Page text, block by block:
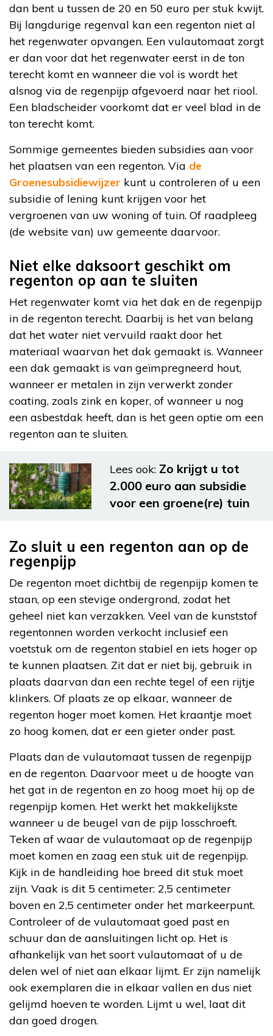
dan bent u tussen de 20 en 50 euro per stuk kwijt.
Bij langdurige regenval kan een regenton niet al
het regenwater opvangen. Een vulautomaat zorgt
er dan voor dat het regenwater eerst in de ton
terecht komt en wanneer die vol is wordt het
alsnog via de regenpijp afgevoerd naar het riool.
Een bladscheider voorkomt dat er veel blad in de
ton terecht komt.
Sommige gemeentes bieden subsidies aan voor
het plaatsen van een regenton. Via de
Groenesubsidiewijzer kunt u controleren of u een
subsidie of lening kunt krijgen voor het
vergroenen van uw woning of tuin. Of raadpleeg
(de website van) uw gemeente daarvoor.
Niet elke daksoort geschikt om
regenton op aan te sluiten
Het regenwater komt via het dak en de regenpijp
in de regenton terecht. Daarbij is het van belang
dat het water niet vervuild raakt door het
materiaal waarvan het dak gemaakt is. Wanneer
een dak gemaakt is van geïmpregneerd hout,
wanneer er metalen in zijn verwerkt zonder
coating, zoals zink en koper, of wanneer u nog
een asbestdak heeft, dan is het geen optie om een
regenton aan te sluiten.
Lees ook: Zo krijgt u tot
2.000 euro aan subsidie
voor een groene(re) tuin
Zo sluit u een regenton aan op de
regenpijp
De regenton moet dichtbij de regenpijp komen te
staan, op een stevige ondergrond, zodat het
geheel niet kan verzakken. Veel van de kunststof
regentonnen worden verkocht inclusief een
voetstuk om de regenton stabiel en iets hoger op
te kunnen plaatsen. Zit dat er niet bij, gebruik in
plaats daarvan dan een rechte tegel of een rijtje
klinkers. Of plaats ze op elkaar, wanneer de
regenton hoger moet komen. Het kraantje moet
zo hoog komen, dat er een gieter onder past.
Plaats dan de vulautomaat tussen de regenpijp
en de regenton. Daarvoor meet u de hoogte van
het gat in de regenton en zo hoog moet hij op de
regenpijp komen. Het werkt het makkelijkste
wanneer u de beugel van de pijp losschroeft.
Teken af waar de vulautomaat op de regenpijp
moet komen en zaag een stuk uit de regenpijp.
Kijk in de handleiding hoe breed dit stuk moet
zijn. Vaak is dit 5 centimeter: 2,5 centimeter
boven en 2,5 centimeter onder het markeerpunt.
Controleer of de vulautomaat goed past en
schuur dan de aansluitingen licht op. Het is
afhankelijk van het soort vulautomaat of u de
delen wel of niet aan elkaar lijmt. Er zijn namelijk
ook exemplaren die in elkaar vallen en dus niet
gelijmd hoeven te worden. Lijmt u wel, laat dit
dan goed drogen.